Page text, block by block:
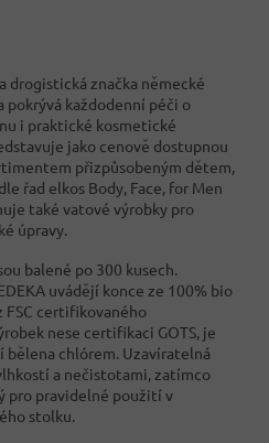
drogistická značka německé
pokrývá každodenní péči o
i praktické kosmetické
jako cenově dostupnou
přizpůsobeným dětem,
řad elkos Body, Face, for Men
také vatové výrobky pro
úpravy.
balené po 300 kusech.
uvádějí konce ze 100% bio
FSC certifikovaného
nese certifikaci GOTS, je
bělena chlórem. Uzavíratelná
a nečistotami, zatímco
pro pravidelné použití v
stolku.